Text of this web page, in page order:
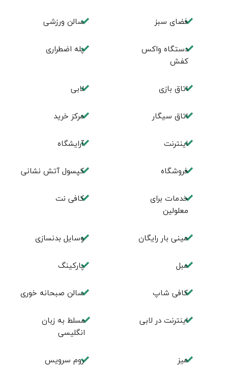
فضای سبز سالن ورزشی
دستگاه واکس
کفش
پله اضطراری
اتاق بازی لابی
اتاق سیگار مرکز خرید
اینترنت آرایشگاه
فروشگاه کپسول آتش نشانی
خدمات برای
معلولین
کافی نت
مینی بار رایگان وسایل بدنسازی
مبل پاركينگ
كافی شاپ سالن صبحانه خوری
اينترنت در لابی
مسلط به زبان
انگليسی
ميز روم سرويس